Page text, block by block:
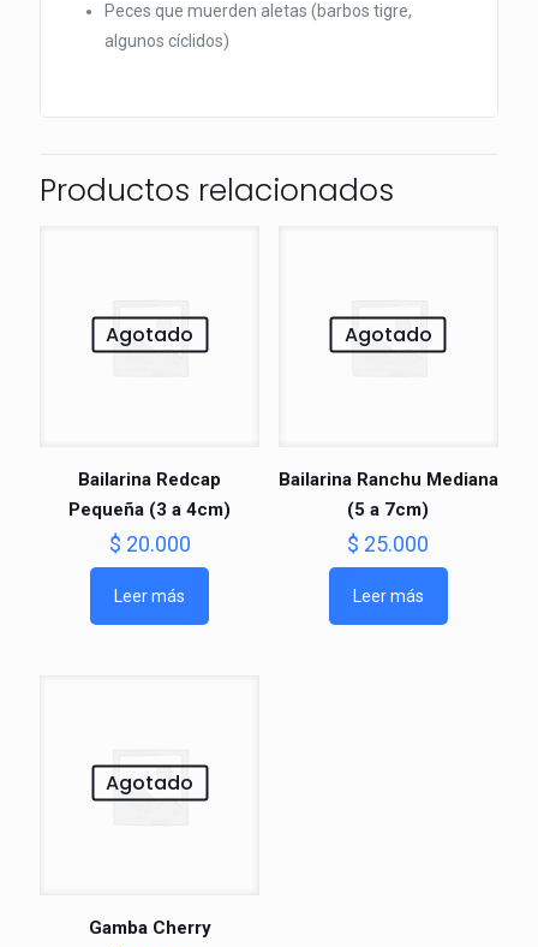
Peces que muerden aletas (barbos tigre,
algunos cíclidos)
Productos relacionados
Agotado
Bailarina Redcap
Pequeña (3 a 4cm)
$ 20.000
Leer más
Agotado
Bailarina Ranchu Mediana
(5 a 7cm)
$ 25.000
Leer más
Agotado
Gamba Cherry